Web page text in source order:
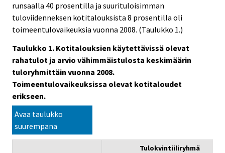
runsaalla 40 prosentilla ja suurituloisimman
tuloviidenneksen kotitalouksista 8 prosentilla oli
toimeentulovaikeuksia vuonna 2008. (Taulukko 1.)
Taulukko 1. Kotitalouksien käytettävissä olevat
rahatulot ja arvio vähimmäistulosta keskimäärin
tuloryhmittäin vuonna 2008.
Toimeentulovaikeuksissa olevat kotitaloudet
erikseen.
Avaa taulukko
suurempana
Tulokvintiiliryhmä